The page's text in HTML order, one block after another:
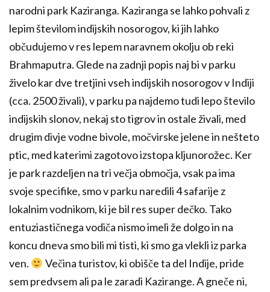
narodni park Kaziranga. Kaziranga se lahko pohvali z
lepim številom indijskih nosorogov, ki jih lahko
občudujemo v res lepem naravnem okolju ob reki
Brahmaputra. Glede na zadnji popis naj bi v parku
živelo kar dve tretjini vseh indijskih nosorogov v Indiji
(cca. 2500 živali), v parku pa najdemo tudi lepo število
indijskih slonov, nekaj sto tigrov in ostale živali, med
drugim divje vodne bivole, močvirske jelene in nešteto
ptic, med katerimi zagotovo izstopa kljunorožec. Ker
je park razdeljen na tri večja območja, vsak pa ima
svoje specifike, smo v parku naredili 4 safarije z
lokalnim vodnikom, ki je bil res super dečko. Tako
entuziastičnega vodiča nismo imeli že dolgo in na
koncu dneva smo bili mi tisti, ki smo ga vlekli iz parka
ven.
Večina turistov, ki obišče ta del Indije, pride
sem predvsem ali pa le zaradi Kazirange. A gneče ni,